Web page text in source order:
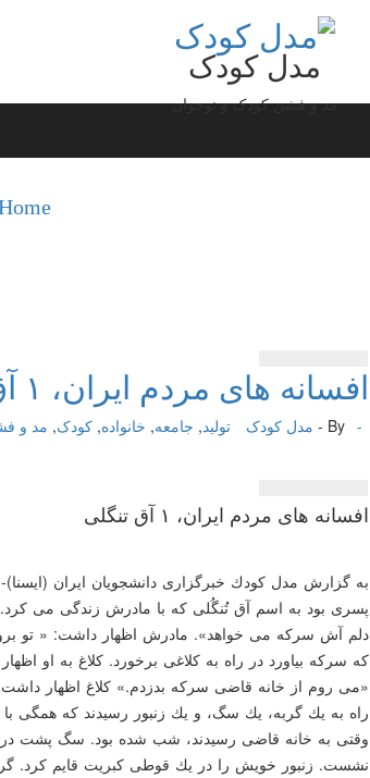
مدل کودک
مد و فشن کودک و نوجوان
/
افسانه های مردم ایران، ۱ آق تنگلی
By - مدل کودک تولید, جامعه, خانواده, کودک, مد و -
افسانه های مردم ایران، ۱ آق تنگلی
به گزارش مدل كودك خبرگزاری دانشجویان ایران
پسری بود به اسم آق تُنگُلی كه با مادرش زندگی می
دلم آش سركه می خواهد». مادرش اظهار داشت: « تو
كه سركه بیاورد در راه به كلاغی برخورد. كلاغ به او
«می روم از خانه قاضی سركه بدزدم.» كلاغ اظهار
راه به یك گربه، یك سگ، و یك زنبور رسیدند كه همگی
وقتی به خانه قاضی رسیدند، شب شده بود. سگ پشت
نشست. زنبور خویش را در یك قوطی كبریت قایم كرد.